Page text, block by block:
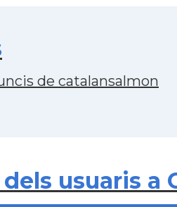
de catalansalmon
usuaris a